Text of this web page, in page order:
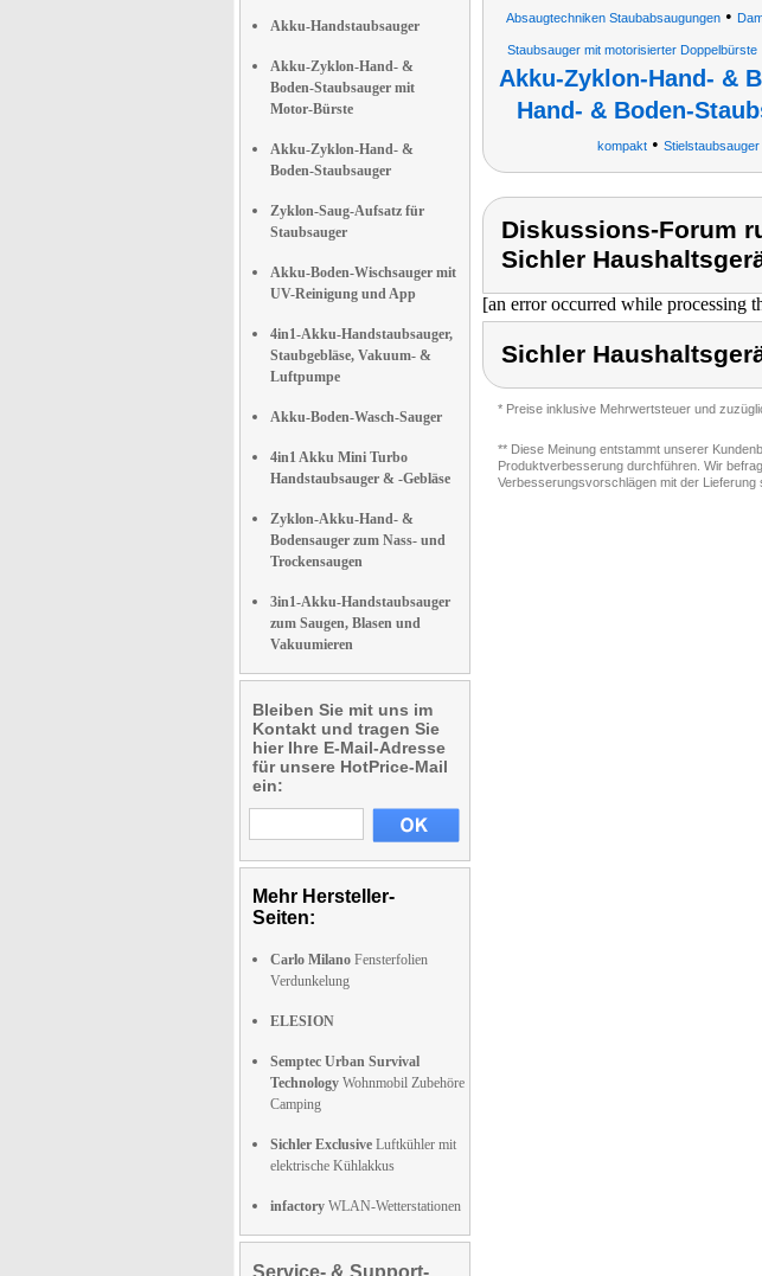
Akku-Handstaubsauger
Akku-Zyklon-Hand- &
Boden-Staubsauger mit
Motor-Bürste
Akku-Zyklon-Hand- &
Boden-Staubsauger
Zyklon-Saug-Aufsatz für
Staubsauger
Akku-Boden-Wischsauger mit
UV-Reinigung und App
4in1-Akku-Handstaubsauger,
Staubgebläse, Vakuum- &
Luftpumpe
Akku-Boden-Wasch-Sauger
4in1 Akku Mini Turbo
Handstaubsauger & -Gebläse
Zyklon-Akku-Hand- &
Bodensauger zum Nass- und
Trockensaugen
3in1-Akku-Handstaubsauger
zum Saugen, Blasen und
Vakuumieren
Bleiben Sie mit uns im
Kontakt und tragen Sie
hier Ihre E-Mail-Adresse
für unsere HotPrice-Mail
ein:
Mehr Hersteller-
Seiten:
Carlo Milano Fensterfolien
Verdunkelung
ELESION
Semptec Urban Survival
Technology Wohnmobil Zubehöre
Camping
Sichler Exclusive Luftkühler mit
elektrische Kühlakkus
infactory WLAN-Wetterstationen
Service- & Support-
Absaugtechniken Staubabsaugungen•
Staubsauger mit motorisierter Doppelbürste
Akku-Zyklon-Hand- &
Hand- & Boden-
kompakt• Stielstaubsauger
Diskussions-Forum
Sichler
[an error occurred while processing
Sichler
* Preise inklusive Mehrwertsteuer und
** Diese Meinung entstammt unserer
Produktverbesserung durchführen. Wir
Verbesserungsvorschlägen mit der Lieferung